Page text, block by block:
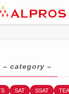
– category –
SAT SSAT